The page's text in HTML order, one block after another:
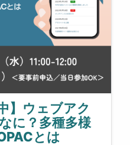
】ウェブアク
に？多種多様
とは